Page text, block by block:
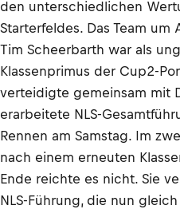
den unterschiedlichen
Starterfeldes. Das Team um
Tim Scheerbarth war als
Klassenprimus der Cup2-
verteidigte gemeinsam mit
erarbeitete NLS-
Rennen am Samstag. Im
nach einem erneuten
Ende reichte es nicht. Sie
NLS-Führung, die nun